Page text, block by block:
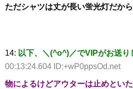
ただシャツは丈が長い蛍光灯だか
14: 以下、＼(^o^)／でVIPがお送り
00:13:24.604 ID:+wP0ppsOd.net
物によるけどアウターは止めとい